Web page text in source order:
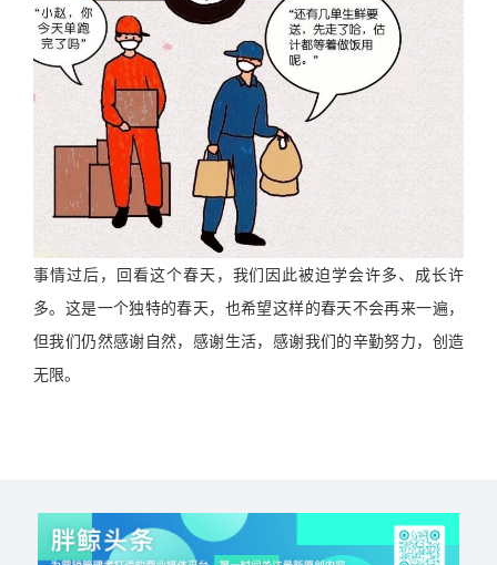
事情过后，回看这个春天，我们因此被迫学会许多、成长许
多。这是一个独特的春天，也希望这样的春天不会再来一遍，
但我们仍然感谢自然，感谢生活，感谢我们的辛勤努力，创造
无限。